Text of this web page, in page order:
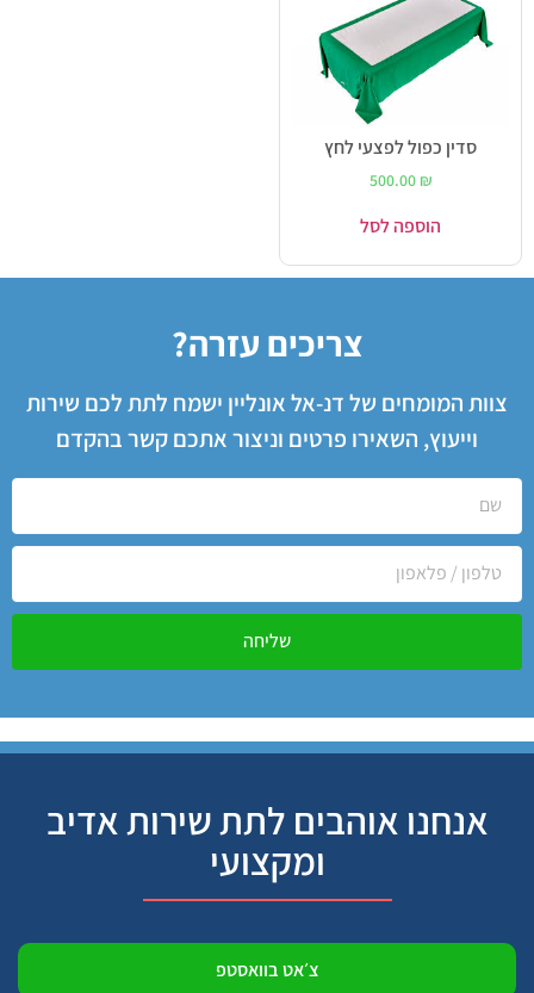
סדין כפול לפצעי לחץ
500.00 ₪
הוספה לסל
צריכים עזרה?
צוות המומחים של דנ-אל אונליין ישמח לתת לכם שירות
וייעוץ, השאירו פרטים וניצור אתכם קשר בהקדם
שליחה
אנחנו אוהבים לתת שירות אדיב
ומקצועי
צ׳אט בוואסטפ